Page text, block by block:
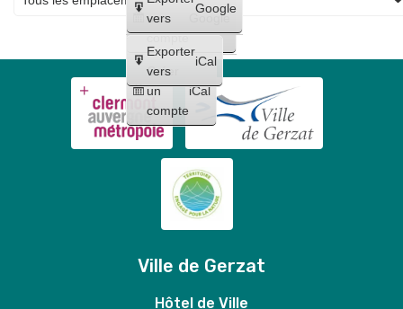
un
compte
Google
Créer
un
compte
iCal
vers
Google
Exporter
vers
iCal
Ville de Gerzat
Hôtel de Ville